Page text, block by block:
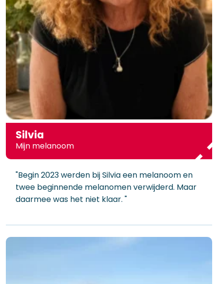
Silvia
Mijn melanoom
"Begin 2023 werden bij Silvia een melanoom en
twee beginnende melanomen verwijderd. Maar
daarmee was het niet klaar. "